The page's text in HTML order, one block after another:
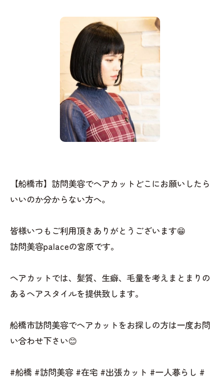
【船橋市】訪問美容でヘアカットどこにお願いしたら
いいのか分からない方へ。
皆様いつもご利用頂きありがとうございます😁
訪問美容palaceの宮原です。
ヘアカットでは、髪質、生癖、毛量を考えまとまりの
あるヘアスタイルを提供致します。
船橋市訪問美容でヘアカットをお探しの方は一度お問
い合わせ下さい😊
#船橋 #訪問美容 #在宅 #出張カット #一人暮らし #